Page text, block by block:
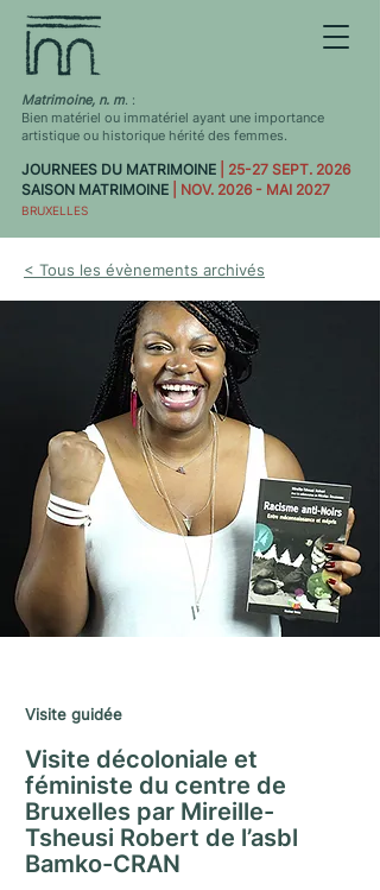
Matrimoine, n. m. :
Bien matériel ou immatériel ayant une importance
artistique ou historique hérité des femmes.
JOURNEES DU MATRIMOINE
| 25-27 SEPT. 2026
SAISON MATRIMOINE
| NOV. 2026 - MAI 2027
BRUXELLES
< Tous les évènements archivés
Visite guidée
Visite décoloniale et
féministe du centre de
Bruxelles par Mireille-
Tsheusi Robert de l’asbl
Bamko-CRAN